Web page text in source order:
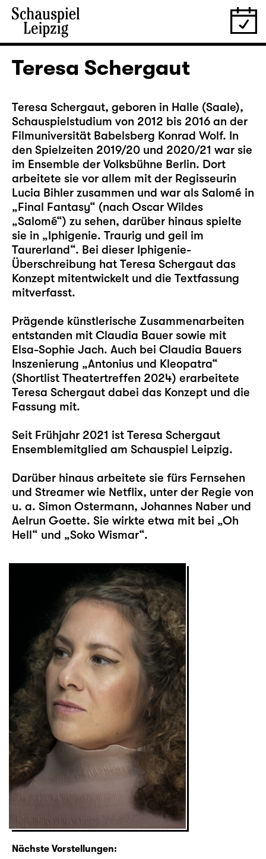
Teresa Schergaut
Teresa Schergaut, geboren in Halle (Saale),
Schauspielstudium von 2012 bis 2016 an der
Filmuniversität Babelsberg Konrad Wolf. In
den Spielzeiten 2019/20 und 2020/21 war sie
im Ensemble der Volksbühne Berlin. Dort
arbeitete sie vor allem mit der Regisseurin
Lucia Bihler zusammen und war als Salomé in
„Final Fantasy“ (nach Oscar Wildes
„Salomé“) zu sehen, darüber hinaus spielte
sie in „Iphigenie. Traurig und geil im
Taurerland“. Bei dieser Iphigenie-
Überschreibung hat Teresa Schergaut das
Konzept mitentwickelt und die Textfassung
mitverfasst.
Prägende künstlerische Zusammenarbeiten
entstanden mit Claudia Bauer sowie mit
Elsa-Sophie Jach. Auch bei Claudia Bauers
Inszenierung „Antonius und Kleopatra“
(Shortlist Theatertreffen 2024) erarbeitete
Teresa Schergaut dabei das Konzept und die
Fassung mit.
Seit Frühjahr 2021 ist Teresa Schergaut
Ensemblemitglied am Schauspiel Leipzig.
Darüber hinaus arbeitete sie fürs Fernsehen
und Streamer wie Netflix, unter der Regie von
u. a. Simon Ostermann, Johannes Naber und
Aelrun Goette. Sie wirkte etwa mit bei „Oh
Hell“ und „Soko Wismar“.
Nächste Vorstellungen: